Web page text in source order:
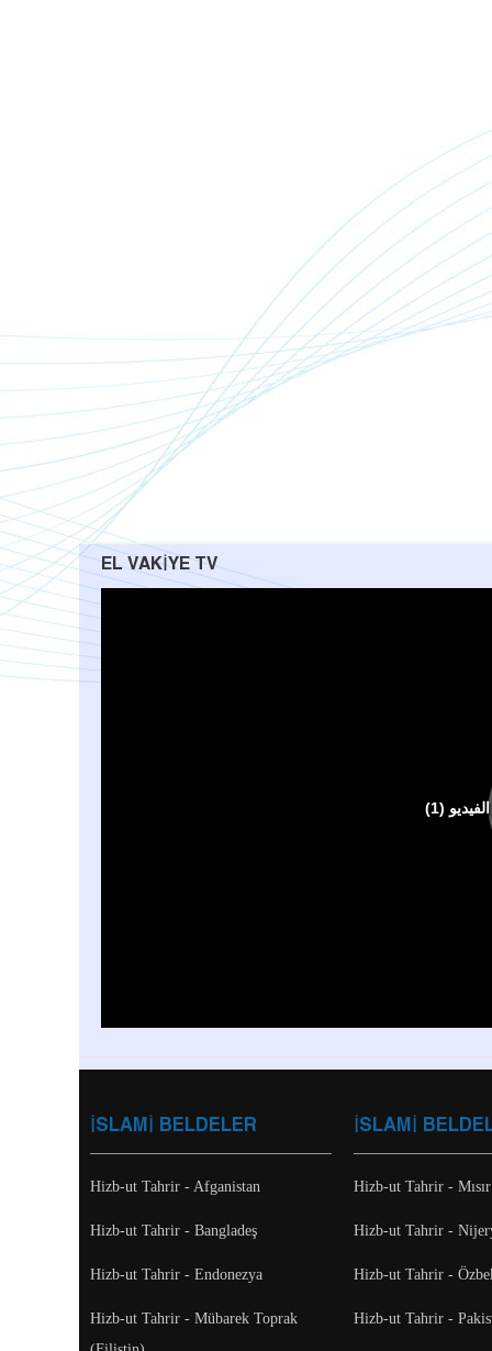
EL VAKIYE TV
İSLAMİ
Hizb-ut Tahrir - Mısır
Hizb-ut Tahrir -
Hizb-ut Tahrir -
Hizb-ut Tahrir -
İSLAMİ BELDELER
Hizb-ut Tahrir - Afganistan
Hizb-ut Tahrir - Bangladeş
Hizb-ut Tahrir - Endonezya
Hizb-ut Tahrir - Mübarek Toprak